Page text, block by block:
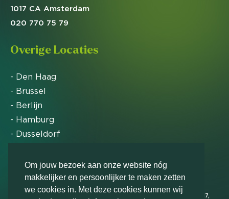
Om jouw bezoek aan onze website nóg
makkelijker en persoonlijker te maken zetten
we cookies in. Met deze cookies kunnen wij
1017 CA Amsterdam
020 770 75 79
Overige Locaties
- Den Haag
- Brussel
- Berlijn
- Hamburg
- Dusseldorf
Markteffect is door het Financieele Dagblad
uitgeroepen tot FD Gazelle in 2012, 2015, 2016, 2017,